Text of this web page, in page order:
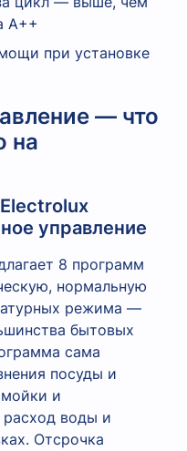
A++
при установке
— что
на
управление
8 программ
нормальную
режима —
бытовых
сама
посуды и
мойки и
расход воды и
Отсрочка